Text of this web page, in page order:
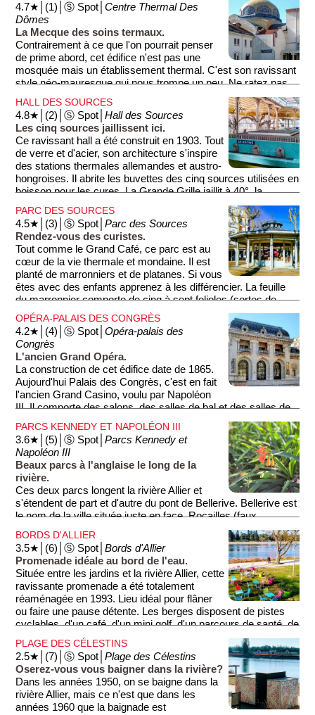
4.7★│(1)│Ⓢ Spot│Centre Thermal Des
Dômes
La Mecque des soins termaux.
Contrairement à ce que l'on pourrait penser
de prime abord, cet édifice n'est pas une
mosquée mais un établissement thermal. C'est son ravissant
style néo-mauresque qui nous trompe un peu. Ne ratez pas
(au sud) le hall avec son élégant dôme et la peinture ''Le Bain
et La Source''. Pour atteindre le hall, vous empruntez peut-
être une galerie marchande très datée années 1980.
HALL DES SOURCES
4.8★│(2)│Ⓢ Spot│Hall des Sources
Les cinq sources jaillissent ici.
Ce ravissant hall a été construit en 1903. Tout
de verre et d'acier, son architecture s'inspire
des stations thermales allemandes et austro-
hongroises. Il abrite les buvettes des cinq sources utilisées en
boisson pour les cures. La Grande Grille jaillit à 40°, la
Chomel à 41°, l'Hôpital à 33°, le Parc à 24° et la Célestin à
seulement 21°. L'eau de Vichy Célestin est mondialement
connue. C'est l'une des eaux les plus fortement minéralisée
au monde. On dit qu'elle diminue l'acidité de l'organisme,
qu'elle facilite la digestion, qu'elle hydrate et qu'elle fait un teint
ravissant. Profitez-en donc pour en boire car ici elle est
gratuite! Il vous en coûtera seulement 25 centimes pour
acheter un gobelet en plastique, ou si vous êtes prévoyant (ou
hall se prolonge de chaque côté du parc avec deux
ravissantes galeries couvertes permettant de rejoindre le
palais des congrès en étant abrité de la pluie ou du soleil.
PARC DES SOURCES
4.5★│(3)│Ⓢ Spot│Parc des Sources
Rendez-vous des curistes.
Tout comme le Grand Café, ce parc est au
cœur de la vie thermale et mondaine. Il est
planté de marronniers et de platanes. Si vous
êtes avec des enfants apprenez à les différencier. La feuille
du marronnier comporte de cinq à sept folioles (sortes de
feuilles allongées) tandis que la feuille du platane fait un tout,
elle ressemble à une feuille d'érable. Ne ratez pas le kiosque
à musique de style Art Nouveau.
OPÉRA-PALAIS DES CONGRÈS
4.2★│(4)│Ⓢ Spot│Opéra-palais des
Congrès
L'ancien Grand Opéra.
La construction de cet édifice date de 1865.
Aujourd'hui Palais des Congrès, c'est en fait
l'ancien Grand Casino, voulu par Napoléon
III. Il comporte des salons, des salles de bal et des salles de
spectacles. C'est le seul opéra de France avec une
décoration Art Nouveau (voir la section ci-dessous ''Art
Nouveau et art Déco''). En juillet 1940, alors que la France a
perdu la guerre contre l'Allemagne et que le gouvernement
s'installe à Vichy, c'est dans la salle de l'opéra que le
Président Pétain reçoit les pleins pouvoirs des députés, sauf
de 80 d'entre eux qui s'y opposent. C'est en 1995 que le
casino est transformé en palais des congrès.
PARCS KENNEDY ET NAPOLÉON III
3.6★│(5)│Ⓢ Spot│Parcs Kennedy et
Napoléon III
Beaux parcs à l'anglaise le long de la
rivière.
Ces deux parcs longent la rivière Allier et
s'étendent de part et d'autre du pont de Bellerive. Bellerive est
le nom de la ville située juste en face. Rocailles (faux
rochers), pièces d'eau, essences variées et exotiques
composent un cadre des plus romantiques.
BORDS D'ALLIER
3.5★│(6)│Ⓢ Spot│Bords d'Allier
Promenade idéale au bord de l'eau.
Située entre les jardins et la rivière Allier, cette
ravissante promenade a été totalement
réaménagée en 1993. Lieu idéal pour flâner
ou faire une pause détente. Les berges disposent de pistes
cyclables, d'un café, d'un mini golf, d'un parcours de santé, de
terrains de sports et même d'une plage plus au sud (voir sur
la page ''Divonne'').
PLAGE DES CÉLESTINS
2.5★│(7)│Ⓢ Spot│Plage des Célestins
Oserez-vous vous baigner dans la rivière?
Dans les années 1950, on se baigne dans la
rivière Allier, mais ce n'est que dans les
années 1960 que la baignade est